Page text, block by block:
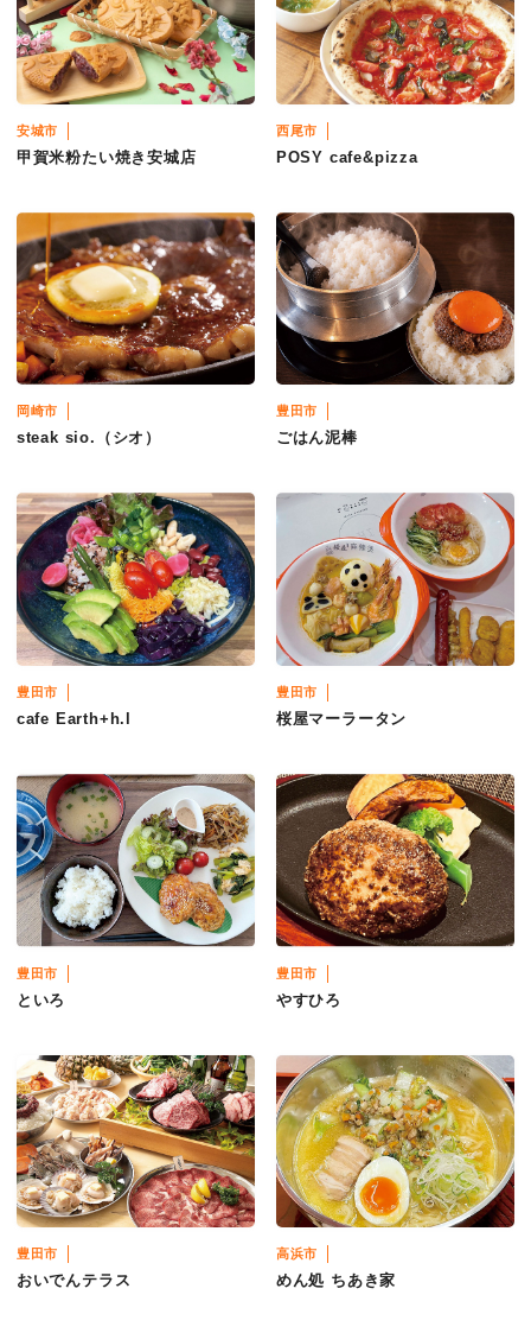
安城市
甲賀米粉たい焼き安城店
西尾市
POSY cafe&pizza
岡崎市
steak sio.（シオ）
豊田市
ごはん泥棒
豊田市
cafe Earth+h.l
豊田市
桜屋マーラータン
豊田市
といろ
豊田市
やすひろ
豊田市
おいでんテラス
高浜市
めん処 ちあき家